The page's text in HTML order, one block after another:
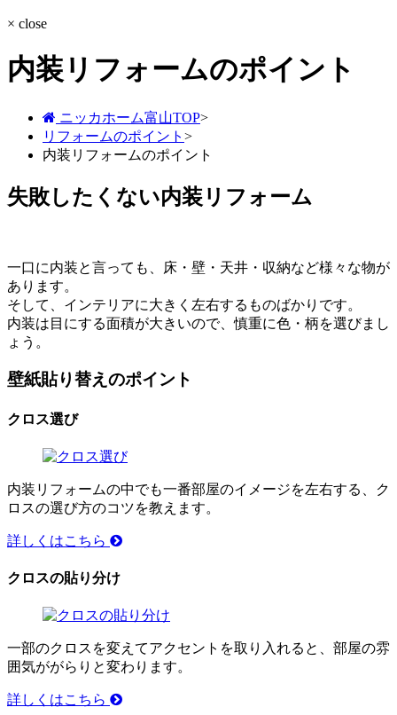
× close
内装リフォームのポイント
ニッカホーム富山TOP>
リフォームのポイント >
内装リフォームのポイント
失敗したくない内装リフォーム
一口に内装と言っても、床・壁・天井・収納など様々な物が
あります。
そして、インテリアに大きく左右するものばかりです。
内装は目にする面積が大きいので、慎重に色・柄を選びまし
ょう。
壁紙貼り替えのポイント
クロス選び
内装リフォームの中でも一番部屋のイメージを左右する、ク
ロスの選び方のコツを教えます。
詳しくはこちら
クロスの貼り分け
一部のクロスを変えてアクセントを取り入れると、部屋の雰
囲気ががらりと変わります。
詳しくはこちら